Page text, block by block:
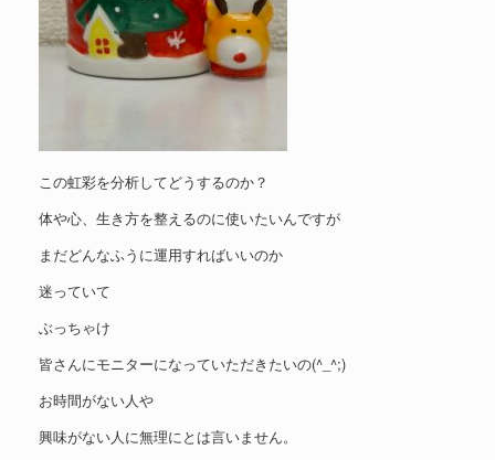
この虹彩を分析してどうするのか？
体や心、生き方を整えるのに使いたいんですが
まだどんなふうに運用すればいいのか
迷っていて
ぶっちゃけ
皆さんにモニターになっていただきたいの(^_^;)
お時間がない人や
興味がない人に無理にとは言いません。